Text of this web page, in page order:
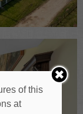
of this
at